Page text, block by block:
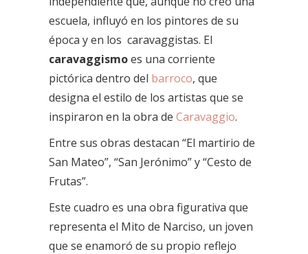
escuela, influyó en los pintores de su
época y en los caravaggistas. El
caravaggismoes una corriente
pictórica dentro del barroco, que
designa el estilo de los artistas que se
inspiraron en la obra deCaravaggio.
Entre sus obras destacan “El martirio de
San Mateo”, “San Jerónimo” y “Cesto de
Frutas”.
Este cuadro es una obra figurativa que
representa el Mito de Narciso, un joven
que se enamoró de su propio reflejo